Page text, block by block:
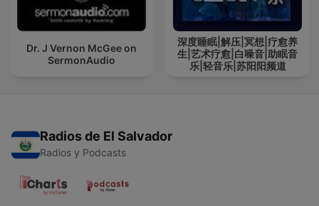
Dr. J Vernon McGee on
SermonAudio
深度睡眠|解压|冥想|疗愈养
生|艺术疗愈|白噪音|助眠音
乐|轻音乐|苏阳阳频道
Radios de El Salvador
Radios y Podcasts